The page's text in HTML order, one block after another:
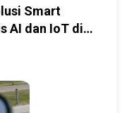
Smart
AI dan IoT di